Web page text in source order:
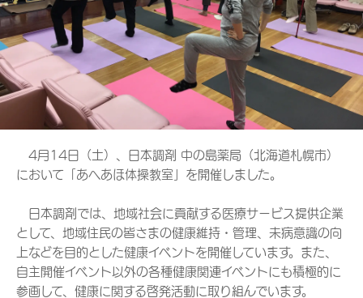
4月14日（土）、日本調剤 中の島薬局（北海道札幌市）
において「あへあほ体操教室」を開催しました。
日本調剤では、地域社会に貢献する医療サービス提供企業
として、地域住民の皆さまの健康維持・管理、未病意識の向
上などを目的とした健康イベントを開催しています。また、
自主開催イベント以外の各種健康関連イベントにも積極的に
参画して、健康に関する啓発活動に取り組んでいます。